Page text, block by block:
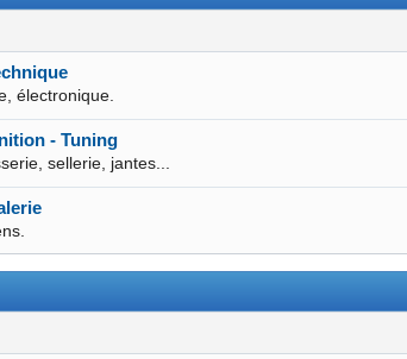
électronique.
- Tuning
sellerie, jantes...